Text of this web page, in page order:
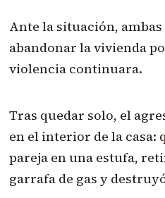
Ante la situación,
abandonar la vivienda
violencia continuara.
Tras quedar solo, el
en el interior de la casa:
pareja en una estufa,
garrafa de gas y